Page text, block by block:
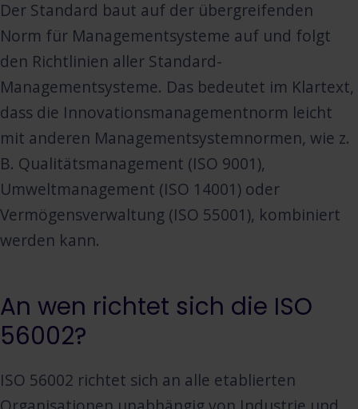
Der Standard baut auf der übergreifenden
Norm für Managementsysteme auf und folgt
den Richtlinien aller Standard-
Managementsysteme. Das bedeutet im Klartext,
dass die Innovationsmanagementnorm leicht
mit anderen Managementsystemnormen, wie z.
B. Qualitätsmanagement (ISO 9001),
Umweltmanagement (ISO 14001) oder
Vermögensverwaltung (ISO 55001), kombiniert
werden kann.
An wen richtet sich die ISO
56002?
ISO 56002 richtet sich an alle etablierten